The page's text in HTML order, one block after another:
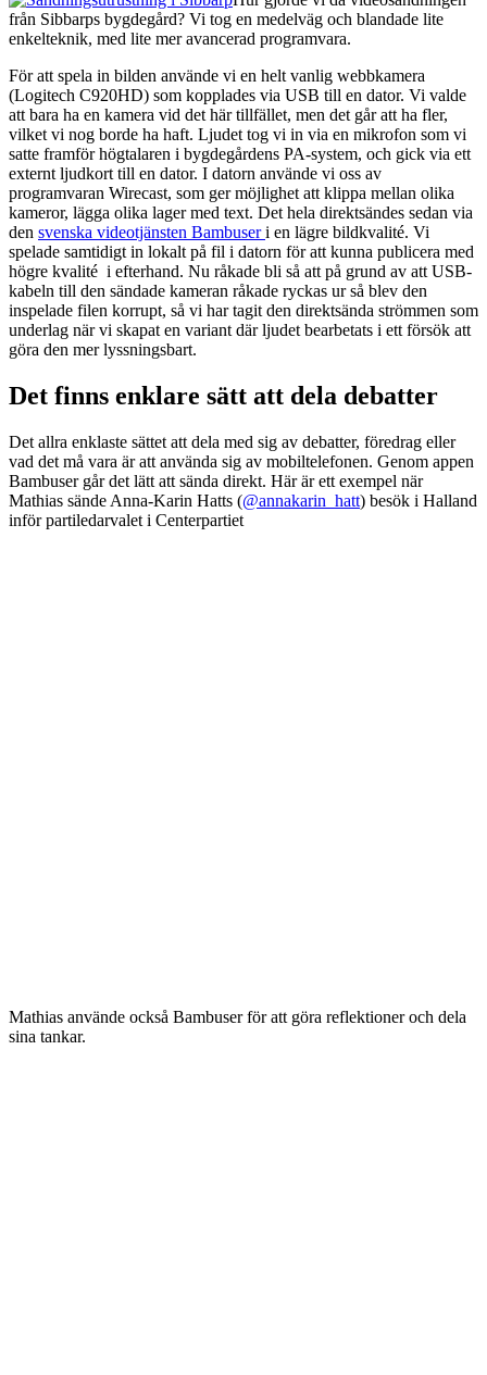
från Sibbarps bygdegård? Vi tog en medelväg och blandade lite
enkelteknik, med lite mer avancerad programvara.
För att spela in bilden använde vi en helt vanlig webbkamera
(Logitech C920HD) som kopplades via USB till en dator. Vi valde
att bara ha en kamera vid det här tillfället, men det går att ha fler,
vilket vi nog borde ha haft. Ljudet tog vi in via en mikrofon som vi
satte framför högtalaren i bygdegårdens PA-system, och gick via ett
externt ljudkort till en dator. I datorn använde vi oss av
programvaran Wirecast, som ger möjlighet att klippa mellan olika
kameror, lägga olika lager med text. Det hela direktsändes sedan via
den svenska videotjänsten Bambuseri en lägre bildkvalité. Vi
spelade samtidigt in lokalt på fil i datorn för att kunna publicera med
högre kvalité i efterhand. Nu råkade bli så att på grund av att USB-
kabeln till den sändade kameran råkade ryckas ur så blev den
inspelade filen korrupt, så vi har tagit den direktsända strömmen som
underlag när vi skapat en variant där ljudet bearbetats i ett försök att
göra den mer lyssningsbart.
Det finns enklare sätt att dela debatter
Det allra enklaste sättet att dela med sig av debatter, föredrag eller
vad det må vara är att använda sig av mobiltelefonen. Genom appen
Bambuser går det lätt att sända direkt. Här är ett exempel när
Mathias sände Anna-Karin Hatts (@annakarin_hatt) besök i Halland
inför partiledarvalet i Centerpartiet
Mathias använde också Bambuser för att göra reflektioner och dela
sina tankar.